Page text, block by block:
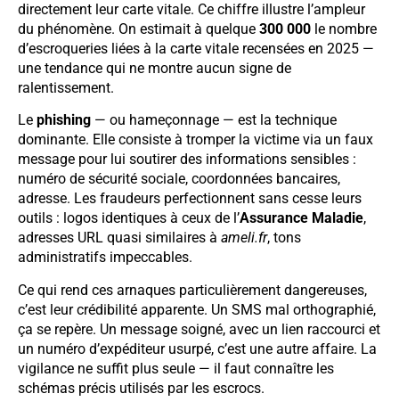
directement leur carte vitale. Ce chiffre illustre l’ampleur
du phénomène. On estimait à quelque 300 000 le nombre
d’escroqueries liées à la carte vitale recensées en 2025 —
une tendance qui ne montre aucun signe de
ralentissement.
Le phishing — ou hameçonnage — est la technique
dominante. Elle consiste à tromper la victime via un faux
message pour lui soutirer des informations sensibles :
numéro de sécurité sociale, coordonnées bancaires,
adresse. Les fraudeurs perfectionnent sans cesse leurs
outils : logos identiques à ceux de l’Assurance Maladie,
adresses URL quasi similaires à ameli.fr, tons
administratifs impeccables.
Ce qui rend ces arnaques particulièrement dangereuses,
c’est leur crédibilité apparente. Un SMS mal orthographié,
ça se repère. Un message soigné, avec un lien raccourci et
un numéro d’expéditeur usurpé, c’est une autre affaire. La
vigilance ne suffit plus seule — il faut connaître les
schémas précis utilisés par les escrocs.